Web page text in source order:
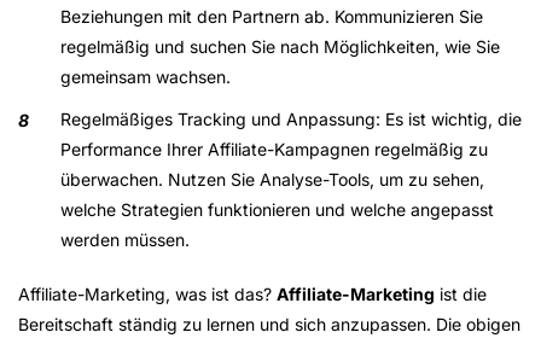
Beziehungen mit den Partnern ab. Kommunizieren Sie
regelmäßig und suchen Sie nach Möglichkeiten, wie Sie
gemeinsam wachsen.
Regelmäßiges Tracking und Anpassung: Es ist wichtig, die
Performance Ihrer Affiliate-Kampagnen regelmäßig zu
überwachen. Nutzen Sie Analyse-Tools, um zu sehen,
welche Strategien funktionieren und welche angepasst
werden müssen.
Affiliate-Marketing, was ist das? Affiliate-Marketing ist die
Bereitschaft ständig zu lernen und sich anzupassen. Die obigen